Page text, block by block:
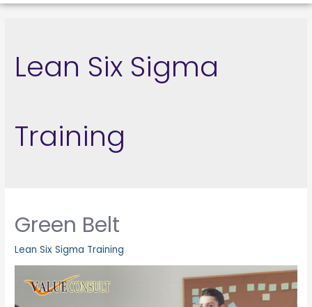
Lean Six Sigma
Training
Green Belt
Lean Six Sigma Training